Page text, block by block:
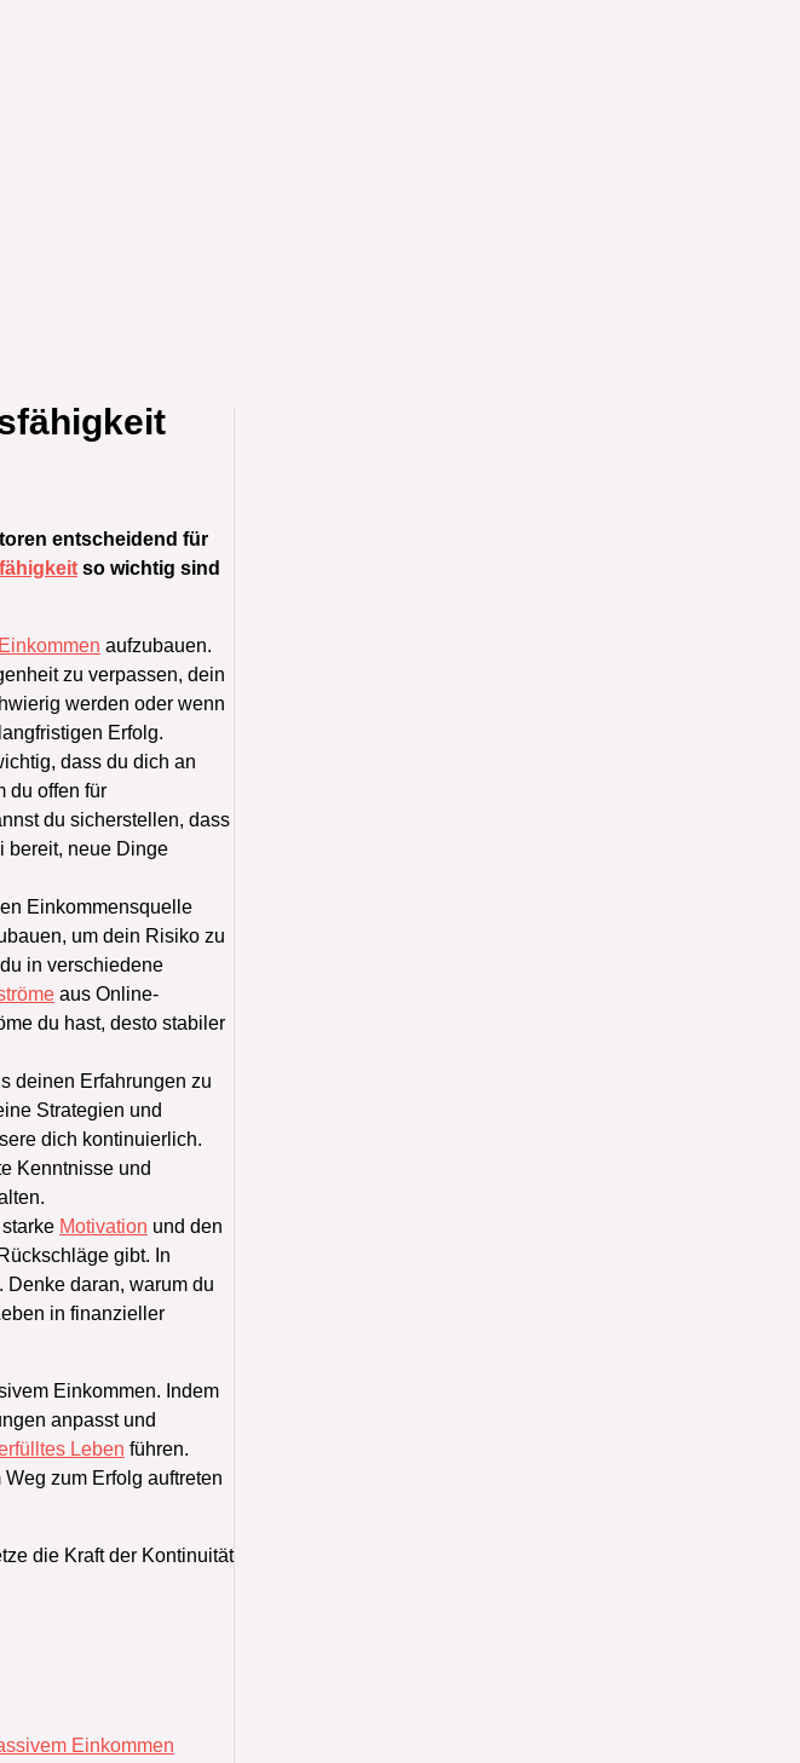
entscheidend für
so wichtig sind
aufzubauen.
zu verpassen, dein
werden oder wenn
Erfolg.
dass du dich an
du offen für
du sicherstellen, dass
bereit, neue Dinge
Einkommensquelle
um dein Risiko zu
in verschiedene
aus Online-
du hast, desto stabiler
deinen Erfahrungen zu
Strategien und
dich kontinuierlich.
Kenntnisse und
Motivation und den
gibt. In
daran, warum du
in finanzieller
Einkommen. Indem
anpasst und
Leben führen.
zum Erfolg auftreten
die Kraft der Kontinuität
Einkommen